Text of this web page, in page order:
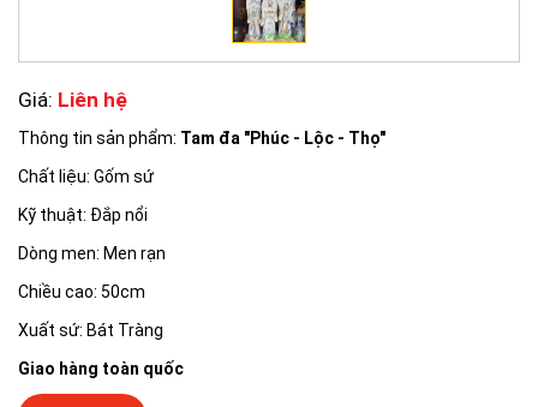
Giá: Liên hệ
Thông tin sản phẩm: Tam đa "Phúc - Lộc - Thọ"
Chất liệu: Gốm sứ
Kỹ thuật: Đắp nổi
Dòng men: Men rạn
Chiều cao: 50cm
Xuất sứ: Bát Tràng
Giao hàng toàn quốc